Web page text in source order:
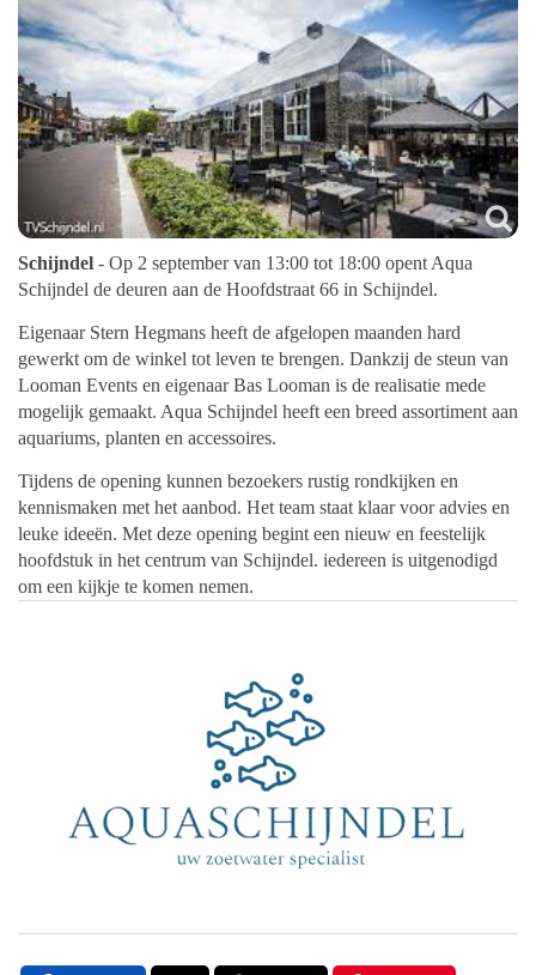
Schijndel - Op 2 september van 13:00 tot 18:00 opent Aqua
Schijndel de deuren aan de Hoofdstraat 66 in Schijndel.
Eigenaar Stern Hegmans heeft de afgelopen maanden hard
gewerkt om de winkel tot leven te brengen. Dankzij de steun van
Looman Events en eigenaar Bas Looman is de realisatie mede
mogelijk gemaakt. Aqua Schijndel heeft een breed assortiment aan
aquariums, planten en accessoires.
Tijdens de opening kunnen bezoekers rustig rondkijken en
kennismaken met het aanbod. Het team staat klaar voor advies en
leuke ideeën. Met deze opening begint een nieuw en feestelijk
hoofdstuk in het centrum van Schijndel. iedereen is uitgenodigd
om een kijkje te komen nemen.